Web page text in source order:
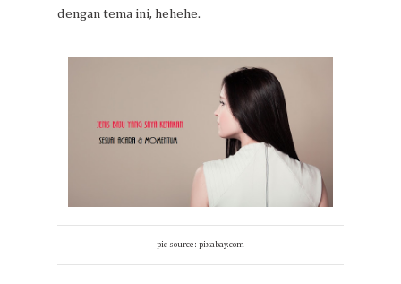
dengan tema ini, hehehe.
pic source: pixabay.com